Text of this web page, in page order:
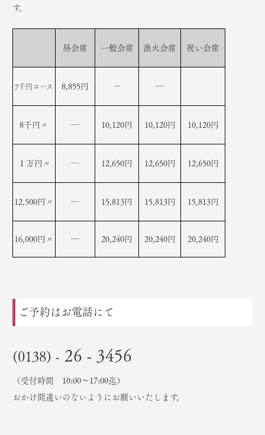
す。
昼会席 一般会席 漁火会席 祝い会席
7千円コース 8,855円 － ―
8千円〃 ― 10,120円 10,120円 10,120円
１万円〃 ― 12,650円 12,650円 12,650円
12,500円〃 ― 15,813円 15,813円 15,813円
16,000円〃 ― 20,240円 20,240円 20,240円
ご予約はお電話にて
(0138) - 26 - 3456
（受付時間 10:00～17:00迄）
おかけ間違いのないようにお願いいたします。